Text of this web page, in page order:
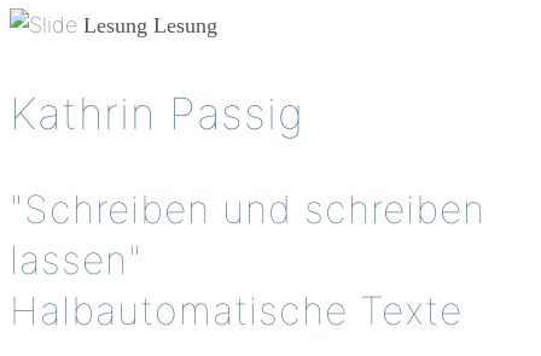
Lesung Lesung
Kathrin Passig
"Schreiben und schreiben
lassen"
Halbautomatische Texte